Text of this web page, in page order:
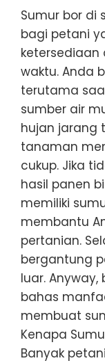
Sumur bor di
bagi petani
waktu. Anda
terutama
sumber air
hujan jarang
tanaman
cukup. Jika
hasil panen
memiliki
membantu
pertanian.
bergantung
luar. Anyway,
bahas
membuat
Kenapa
Banyak